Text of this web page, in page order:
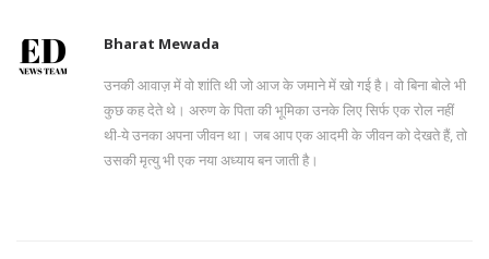
Bharat Mewada
उनकी आवाज़ में वो शांति थी जो आज के जमाने में खो गई है। वो बिना बोले भी
कुछ कह देते थे। अरुण के पिता की भूमिका उनके लिए सिर्फ एक रोल नहीं
थी-ये उनका अपना जीवन था। जब आप एक आदमी के जीवन को देखते हैं, तो
उसकी मृत्यु भी एक नया अध्याय बन जाती है।